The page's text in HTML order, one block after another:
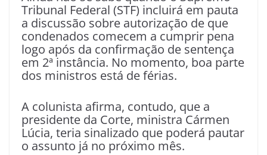
Tribunal Federal (STF) incluirá em pauta
a discussão sobre autorização de que
condenados comecem a cumprir pena
logo após da confirmação de sentença
em 2ª instância. No momento, boa parte
dos ministros está de férias.
A colunista afirma, contudo, que a
presidente da Corte, ministra Cármen
Lúcia, teria sinalizado que poderá pautar
o assunto já no próximo mês.